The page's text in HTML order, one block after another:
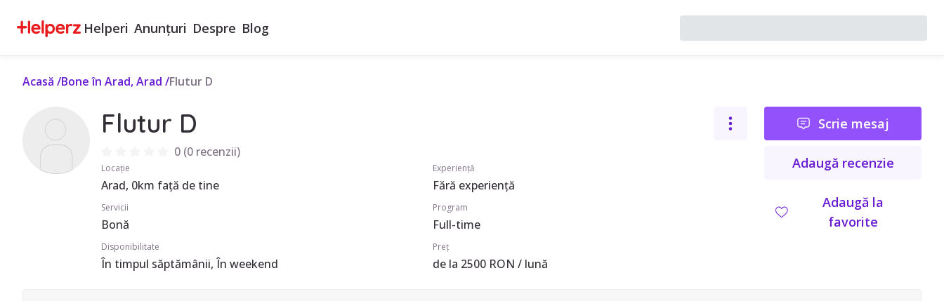
Helperi Anunțuri Despre Blog
Acasă /Bone în Arad, Arad /Flutur D
Flutur D
0(0 recenzii)
Locație
Arad, 0km față de tine
Experiență
Fără experiență
Servicii
Bonă
Program
Full-time
Disponibilitate
În timpul săptămânii, În weekend
Preț
de la 2500 RON / lună
Scrie mesaj
Adaugă recenzie
Adaugă la
favorite